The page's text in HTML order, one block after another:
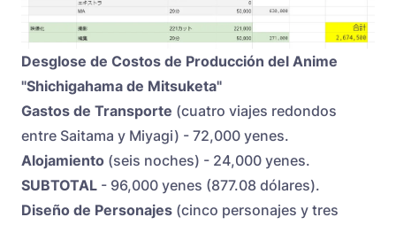
Desglose de Costos de Producción del Anime
"Shichigahama de Mitsuketa"
Gastos de Transporte (cuatro viajes redondos
entre Saitama y Miyagi) - 72,000 yenes.
Alojamiento (seis noches) - 24,000 yenes.
SUBTOTAL - 96,000 yenes (877.08 dólares).
Diseño de Personajes (cinco personajes y tres